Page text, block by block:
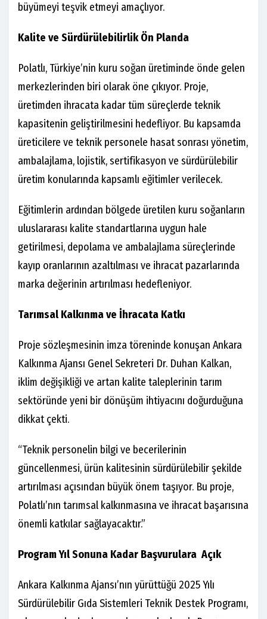
büyümeyi teşvik etmeyi amaçlıyor.
Kalite ve Sürdürülebilirlik Ön Planda
Polatlı, Türkiye’nin kuru soğan üretiminde önde gelen
merkezlerinden biri olarak öne çıkıyor. Proje,
üretimden ihracata kadar tüm süreçlerde teknik
kapasitenin geliştirilmesini hedefliyor. Bu kapsamda
üreticilere ve teknik personele hasat sonrası yönetim,
ambalajlama, lojistik, sertifikasyon ve sürdürülebilir
üretim konularında kapsamlı eğitimler verilecek.
Eğitimlerin ardından bölgede üretilen kuru soğanların
uluslararası kalite standartlarına uygun hale
getirilmesi, depolama ve ambalajlama süreçlerinde
kayıp oranlarının azaltılması ve ihracat pazarlarında
marka değerinin artırılması hedefleniyor.
Tarımsal Kalkınma ve İhracata Katkı
Proje sözleşmesinin imza töreninde konuşan Ankara
Kalkınma Ajansı Genel Sekreteri Dr. Duhan Kalkan,
iklim değişikliği ve artan kalite taleplerinin tarım
sektöründe yeni bir dönüşüm ihtiyacını doğurduğuna
dikkat çekti.
“Teknik personelin bilgi ve becerilerinin
güncellenmesi, ürün kalitesinin sürdürülebilir şekilde
artırılması açısından büyük önem taşıyor. Bu proje,
Polatlı’nın tarımsal kalkınmasına ve ihracat başarısına
önemli katkılar sağlayacaktır.”
Program Yıl Sonuna Kadar Başvurulara Açık
Ankara Kalkınma Ajansı’nın yürüttüğü 2025 Yılı
Sürdürülebilir Gıda Sistemleri Teknik Destek Programı,